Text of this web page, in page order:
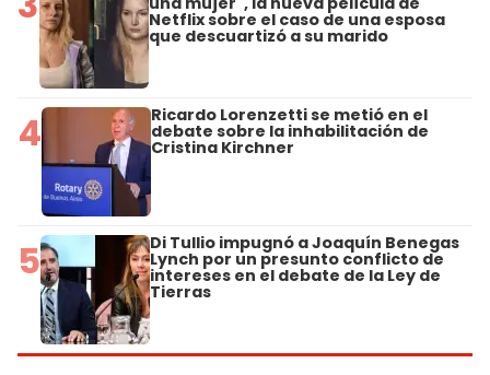
Netflix sobre el caso de una esposa
que descuartizó a su marido
4 Ricardo Lorenzetti se metió en el
debate sobre la inhabilitación de
Cristina Kirchner
5 Di Tullio impugnó a Joaquín Benegas
Lynch por un presunto conflicto de
intereses en el debate de la Ley de
Tierras